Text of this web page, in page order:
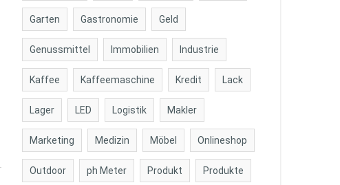
Garten Gastronomie Geld
Genussmittel Immobilien Industrie
Kaffee Kaffeemaschine Kredit Lack
Lager LED Logistik Makler
Marketing Medizin Möbel Onlineshop
Outdoor ph Meter Produkt Produkte